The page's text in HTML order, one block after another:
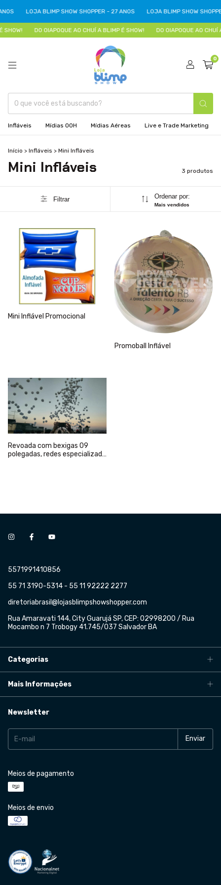
LOJA BLIMP SHOW SHOPPER - 27 ANOS LOJA BLIMP SHOW
DO OIAPOQUE AO CHUÍ A BLIMP É SHOW! DO OIAPOQUE AO CHUÍ
0
Infláveis Mídias OOH Mídias Aéreas Live e Trade Marketing
Início > Infláveis > Mini Infláveis
Mini Infláveis 3 produtos
Filtrar Ordenar por:
Mais vendidos
Mini Inflável Promocional
Promoball Inflável
Revoada com bexigas 09
polegadas, redes especializada
5571991410856
55 71 3190-5314 - 55 11 92222 2277
diretoriabrasil@lojasblimpshowshopper.com
Rua Amaravati 144, City Guarujá SP, CEP: 02998200 / Rua
Mocambo n 7 Trobogy 41.745/037 Salvador BA
Categorias
Mais Informações
Newsletter
Meios de pagamento
Meios de envio